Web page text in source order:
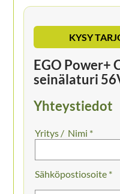
KYSY
EGO Power+
seinälaturi
Yhteystiedot
Nimi *
Sähköpostiosoite *